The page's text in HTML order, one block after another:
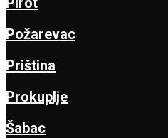
Požarevac
Priština
Prokuplje
Šabac